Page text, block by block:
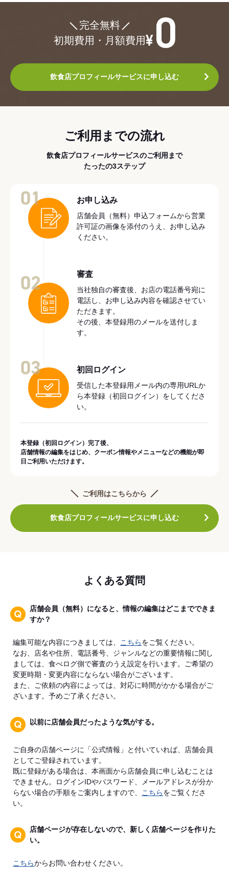
完全無料
初期費用・月額費用
飲食店プロフィールサービスに申し込む
ご利用までの流れ
飲食店プロフィールサービスのご利用まで
たったの3ステップ
お申し込み
店舗会員（無料）申込フォームから営業
許可証の画像を添付のうえ、お申し込み
ください。
審査
当社独自の審査後、お店の電話番号宛に
電話し、お申し込み内容を確認させてい
ただきます。
その後、本登録用のメールを送付しま
す。
初回ログイン
受信した本登録用メール内の専用URLか
ら本登録（初回ログイン）をしてくださ
い。
本登録（初回ログイン）完了後、
店舗情報の編集をはじめ、クーポン情報やメニューなどの機能が即
日ご利用いただけます。
ご利用はこちらから
飲食店プロフィールサービスに申し込む
よくある質問
店舗会員（無料）になると、情報の編集はどこまでできま
すか？
編集可能な内容につきましては、 こちらをご覧ください。
なお、店名や住所、電話番号、ジャンルなどの重要情報に関し
ましては、食べログ側で審査のうえ設定を行います。ご希望の
変更時期・変更内容にならない場合がございます。
また、ご依頼の内容によっては、対応に時間がかかる場合がご
ざいます。予めご了承ください。
以前に店舗会員だったような気がする。
ご自身の店舗ページに「公式情報」と付いていれば、店舗会員
としてご登録されています。
既に登録がある場合は、本画面から店舗会員に申し込むことは
できません。ログインIDやパスワード、メールアドレスが分か
らない場合の手順をご案内しますので、
こちらをご覧くださ
い。
店舗ページが存在しないので、新しく店舗ページを作りた
い。
こちらからお問い合わせください。